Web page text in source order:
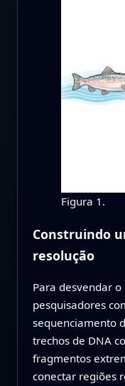
Figura 1.
Construindo
resolução
Para desvendar
pesquisadores
sequenciamento
trechos de DNA
fragmentos
conectar regiões